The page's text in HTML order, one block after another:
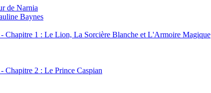
de Narnia
Baynes
Chapitre 1 : Le Lion, La Sorcière Blanche et L'Armoire Magique
Chapitre 2 : Le Prince Caspian